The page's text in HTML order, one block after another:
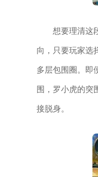
想要理清这
向，只要玩家选
多层包围圈。即
围，罗小虎的突
接脱身。